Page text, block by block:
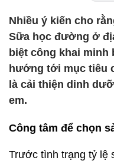
Nhiều ý kiến cho
Sữa học đường ở
biệt công khai minh
hướng tới mục tiêu
là cải thiện dinh
em.
Công tâm để chọn
Trước tình trạng tỷ lệ